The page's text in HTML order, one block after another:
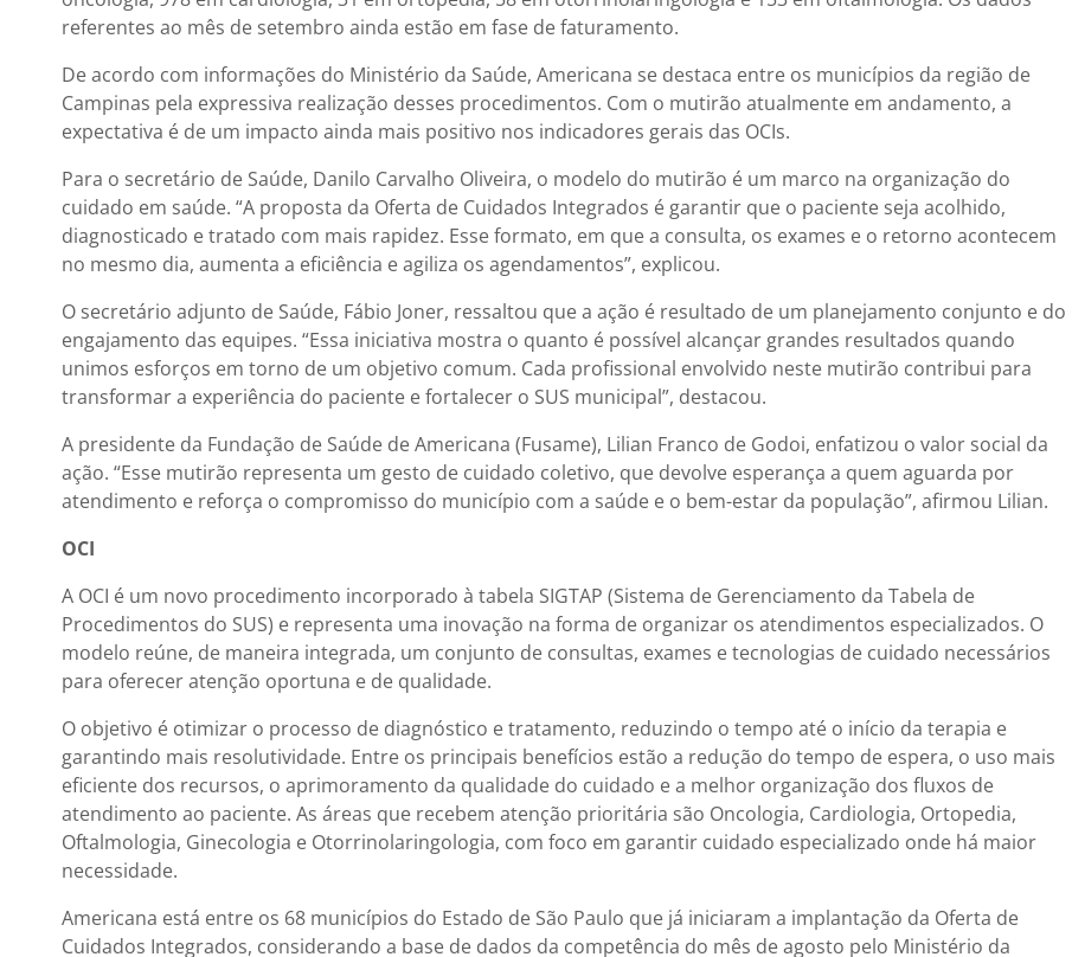
referentes ao mês de setembro ainda estão em fase de faturamento.
De acordo com informações do Ministério da Saúde, Americana se destaca entre os municípios da região de
Campinas pela expressiva realização desses procedimentos. Com o mutirão atualmente em andamento, a
expectativa é de um impacto ainda mais positivo nos indicadores gerais das OCIs.
Para o secretário de Saúde, Danilo Carvalho Oliveira, o modelo do mutirão é um marco na organização do
cuidado em saúde. “A proposta da Oferta de Cuidados Integrados é garantir que o paciente seja acolhido,
diagnosticado e tratado com mais rapidez. Esse formato, em que a consulta, os exames e o retorno acontecem
no mesmo dia, aumenta a eficiência e agiliza os agendamentos”, explicou.
O secretário adjunto de Saúde, Fábio Joner, ressaltou que a ação é resultado de um planejamento conjunto e do
engajamento das equipes. “Essa iniciativa mostra o quanto é possível alcançar grandes resultados quando
unimos esforços em torno de um objetivo comum. Cada profissional envolvido neste mutirão contribui para
transformar a experiência do paciente e fortalecer o SUS municipal”, destacou.
A presidente da Fundação de Saúde de Americana (Fusame), Lilian Franco de Godoi, enfatizou o valor social da
ação. “Esse mutirão representa um gesto de cuidado coletivo, que devolve esperança a quem aguarda por
atendimento e reforça o compromisso do município com a saúde e o bem-estar da população”, afirmou Lilian.
OCI
A OCI é um novo procedimento incorporado à tabela SIGTAP (Sistema de Gerenciamento da Tabela de
Procedimentos do SUS) e representa uma inovação na forma de organizar os atendimentos especializados. O
modelo reúne, de maneira integrada, um conjunto de consultas, exames e tecnologias de cuidado necessários
para oferecer atenção oportuna e de qualidade.
O objetivo é otimizar o processo de diagnóstico e tratamento, reduzindo o tempo até o início da terapia e
garantindo mais resolutividade. Entre os principais benefícios estão a redução do tempo de espera, o uso mais
eficiente dos recursos, o aprimoramento da qualidade do cuidado e a melhor organização dos fluxos de
atendimento ao paciente. As áreas que recebem atenção prioritária são Oncologia, Cardiologia, Ortopedia,
Oftalmologia, Ginecologia e Otorrinolaringologia, com foco em garantir cuidado especializado onde há maior
necessidade.
Americana está entre os 68 municípios do Estado de São Paulo que já iniciaram a implantação da Oferta de
Cuidados Integrados, considerando a base de dados da competência do mês de agosto pelo Ministério da